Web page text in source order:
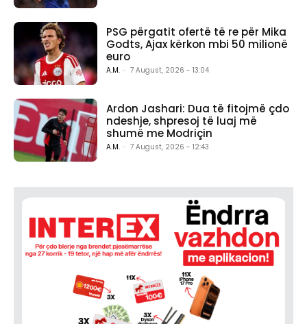
PSG përgatit ofertë të re për Mika
Godts, Ajax kërkon mbi 50 milionë
euro
A.M. - 7 August, 2026 - 13:04
Ardon Jashari: Dua të fitojmë çdo
ndeshje, shpresoj të luaj më
shumë me Modriçin
A.M. - 7 August, 2026 - 12:43